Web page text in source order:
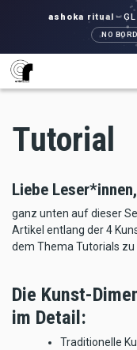
ashoka ritual –
NO
Tutorial
Liebe Leser*innen,
ganz unten auf dieser
Artikel entlang der 4
dem Thema Tutorials zu
Die Kunst-
im Detail:
Traditionelle